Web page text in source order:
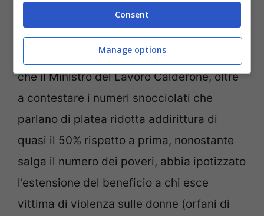
non sta andando per il verso giusto.
Sull’Assegno di Inclusione, molti esclusi e
si parla già di correttivi. Al momento pare
che il Ministro del Lavoro Calderone, oltre
a contestare i numeri snocciolati che
parlano di platea ridotta addirittura di
quasi il 50% rispetto a prima, nonostante
salga il numero dei poveri, abbia ipotizzato
l’estensione del beneficio a chi esce
vittima di violenza sulle donne (orfani di
Consent
Manage options